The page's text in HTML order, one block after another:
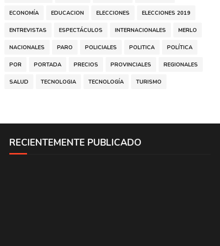
ECONOMÍA EDUCACION ELECCIONES ELECCIONES 2019
ENTREVISTAS ESPECTÁCULOS INTERNACIONALES MERLO
NACIONALES PARO POLICIALES POLITICA POLÍTICA
POR PORTADA PRECIOS PROVINCIALES REGIONALES
SALUD TECNOLOGIA TECNOLOGÍA TURISMO
RECIENTEMENTE PUBLICADO